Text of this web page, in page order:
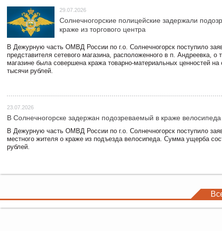
29.07.2026
Солнечногорские полицейские задержали
краже из торгового центра
В Дежурную часть ОМВД России по г.о. Солнечногорск поступило
представителя сетевого магазина, расположенного в п. Андреевка, о
магазине была совершена кража товарно-материальных ценностей
тысячи рублей.
23.07.2026
В Солнечногорске задержан подозреваемый в краже велосипеда
В Дежурную часть ОМВД России по г.о. Солнечногорск поступило
местного жителя о краже из подъезда велосипеда. Сумма ущерба
рублей.